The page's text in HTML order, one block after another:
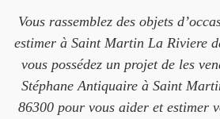
Vous rassemblez des objets
estimer à Saint Martin La Riviere
vous possédez un projet de les
Stéphane Antiquaire à Saint
86300 pour vous aider et estimer